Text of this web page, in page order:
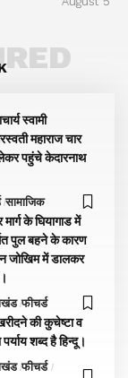
स्वामी
महाराज चार
पहुंचे केदारनाथ
सामाजिक
के घियागाड में
पुल बहने के कारण
जोखिम में डालकर
फीचर्ड
की कुचेष्टा व
शब्द है हिन्दू।
फीचर्ड